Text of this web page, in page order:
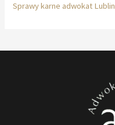
Sprawy karne adwokat Lublin